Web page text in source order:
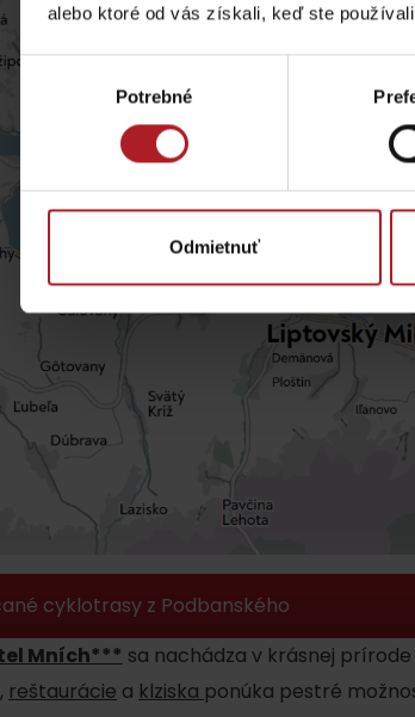
alebo ktoré od vás získali, keď ste
Výber
Potrebné
Odmietnuť
požičať lyže alebo bicykel?
No data
auto a potrebuješ zviesť?
Bus
O NEPOZNANÝCH MIESTACH LIPTOVA
cyklotrasy z Podbanského
Mních*** sa nachádza v krásnej
reštaurácie a klziska ponúka pestré